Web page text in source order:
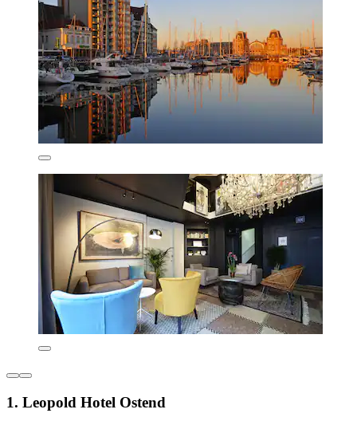
1. Leopold Hotel Ostend